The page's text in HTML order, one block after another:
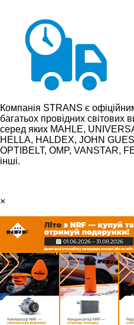
Компанія STRANS є
багатьох провідних світових
серед яких MAHLE,
HELLA, HALDEX, JOHN
OPTIBELT, OMP, VANSTAR,
інші.
×